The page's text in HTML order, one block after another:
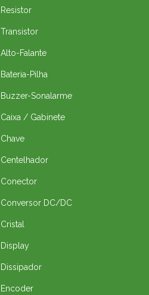
Resistor
Transistor
Alto-Falante
Bateria-Pilha
Buzzer-Sonalarme
Caixa / Gabinete
Chave
Centelhador
Conector
Conversor DC/DC
Cristal
Display
Dissipador
Encoder